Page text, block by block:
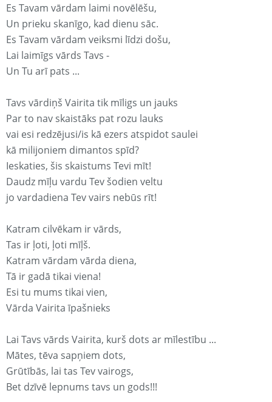
Es Tavam vārdam laimi novēlēšu,
Un prieku skanīgo, kad dienu sāc.
Es Tavam vārdam veiksmi līdzi došu,
Lai laimīgs vārds Tavs -
Un Tu arī pats ...
Tavs vārdiņš Vairita tik mīligs un jauks
Par to nav skaistāks pat rozu lauks
vai esi redzējusi/is kā ezers atspidot saulei
kā milijoniem dimantos spīd?
Ieskaties, šis skaistums Tevi mīt!
Daudz mīļu vardu Tev šodien veltu
jo vardadiena Tev vairs nebūs rīt!
Katram cilvēkam ir vārds,
Tas ir ļoti, ļoti mīļš.
Katram vārdam vārda diena,
Tā ir gadā tikai viena!
Esi tu mums tikai vien,
Vārda Vairita īpašnieks
Lai Tavs vārds Vairita, kurš dots ar mīlestību ...
Mātes, tēva sapņiem dots,
Grūtībās, lai tas Tev vairogs,
Bet dzīvē lepnums tavs un gods!!!